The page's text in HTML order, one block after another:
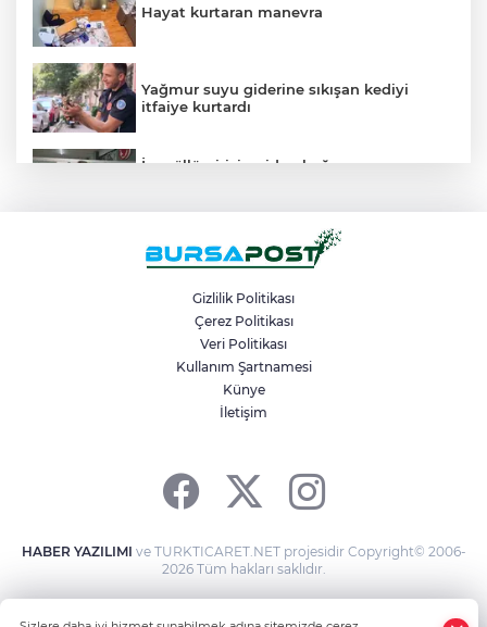
Hayat kurtaran manevra
Yağmur suyu giderine sıkışan kediyi
itfaiye kurtardı
İnegöllü girişimciden bağış
İznik Gölü kıyısında 70 milyon yıllık fosil
Bursa’dan Kırgızistan’a uzanan zirve
tırmanışı
6. Perseid Meteor Yağmuru Gözlem
Gizlilik Politikası
Çerez Politikası
Veri Politikası
Kullanım Şartnamesi
Künye
İletişim
HABER YAZILIMI ve TURKTICARET.NET projesidir Copyright© 2006-
2026 Tüm hakları saklıdır.